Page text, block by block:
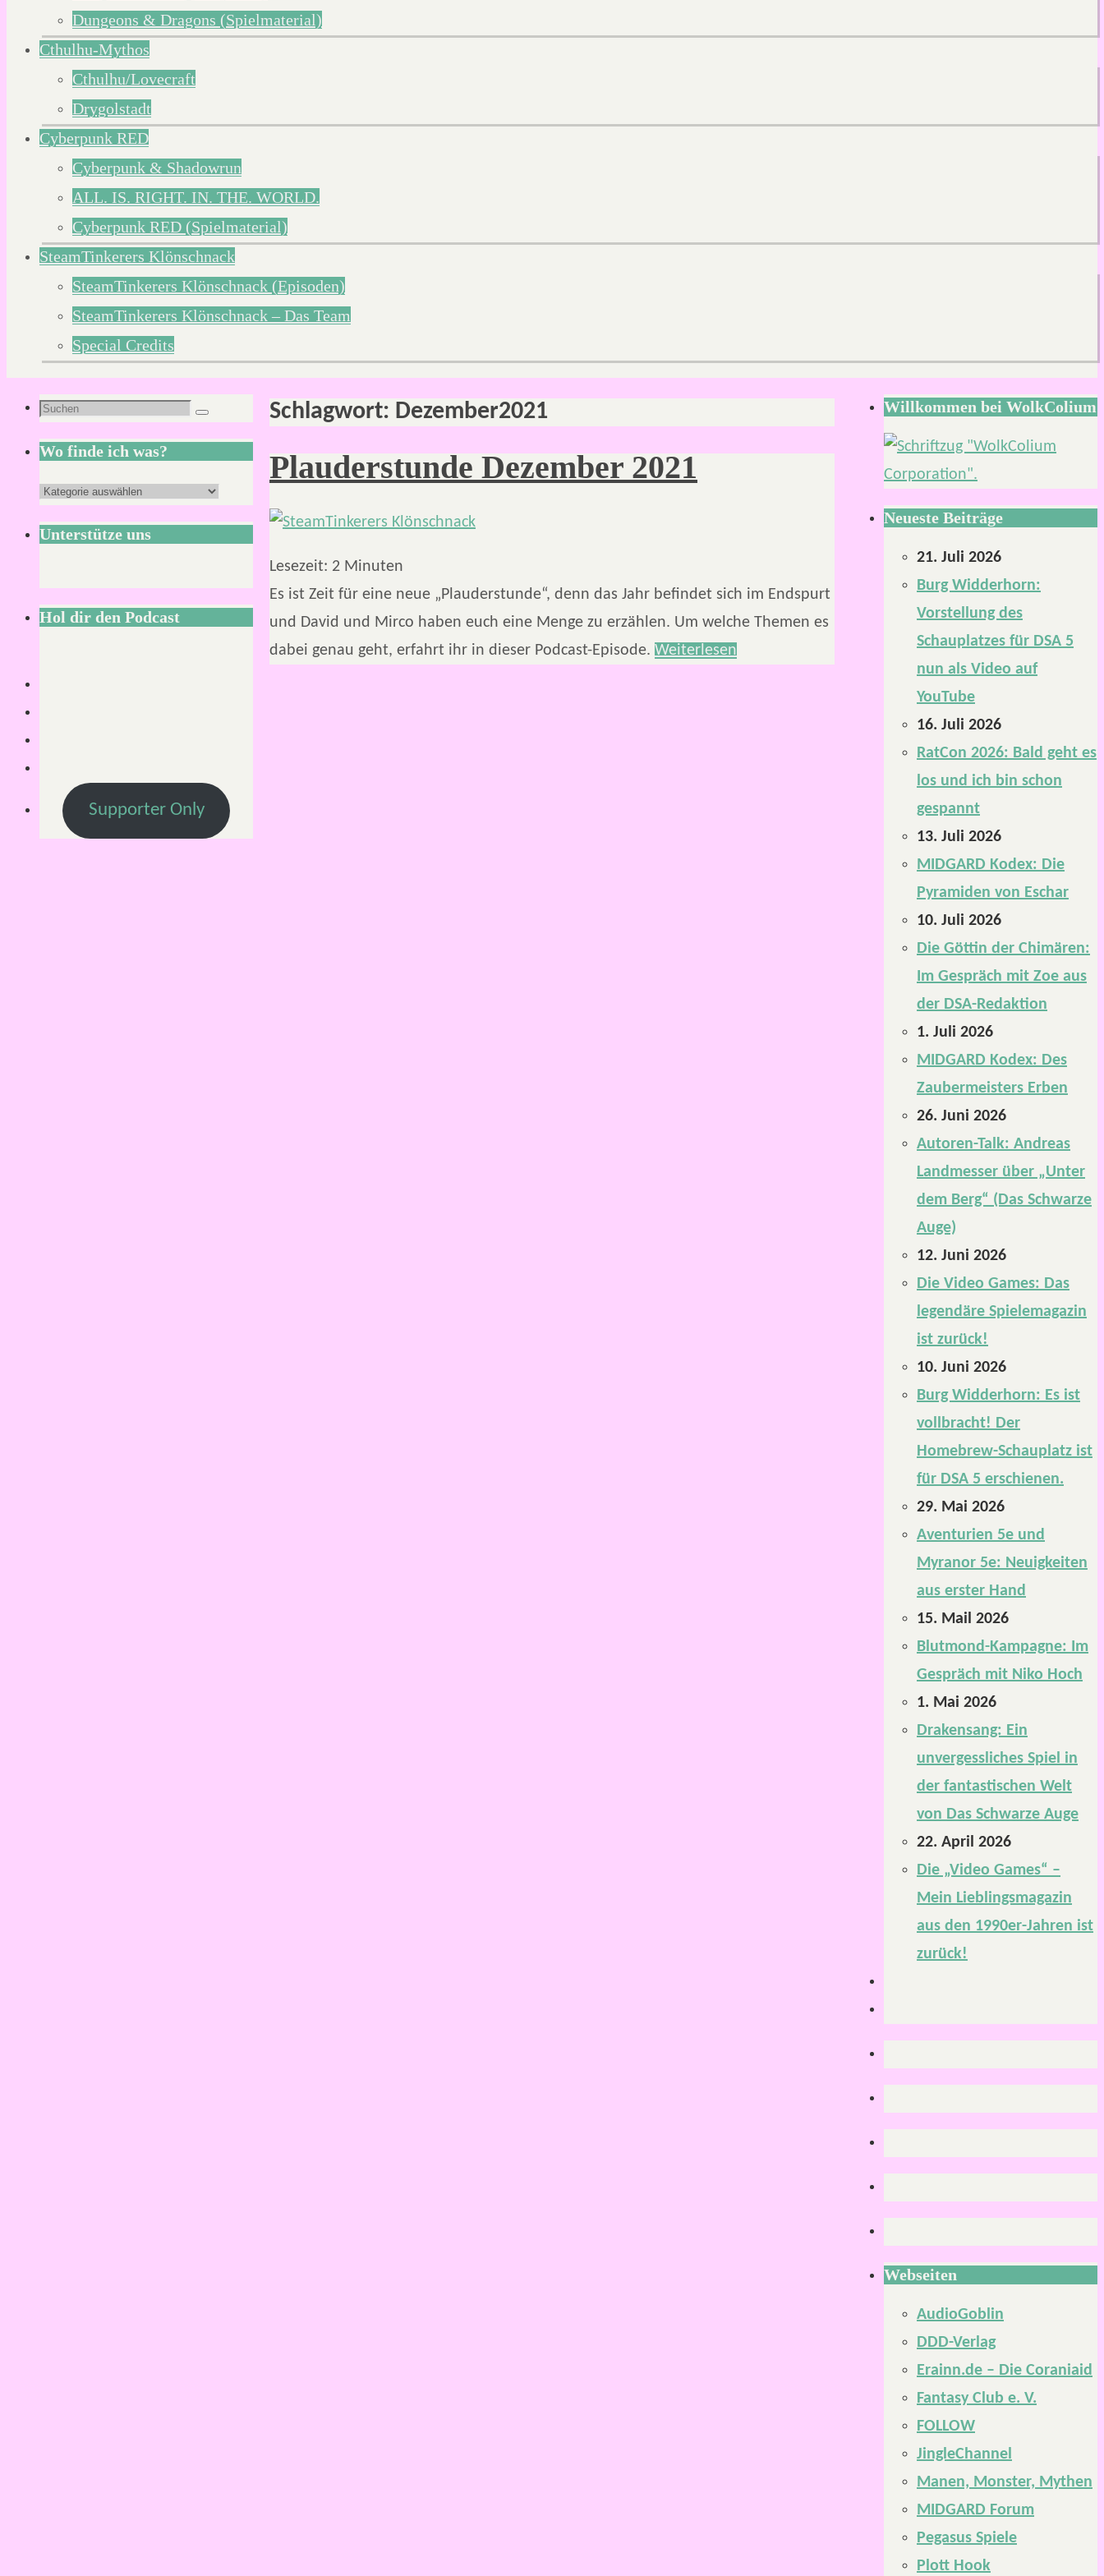
Dungeons & Dragons (Spielmaterial)
Cthulhu-Mythos
Cthulhu/Lovecraft
Drygolstadt
Cyberpunk RED
Cyberpunk & Shadowrun
ALL. IS. RIGHT. IN. THE. WORLD.
Cyberpunk RED (Spielmaterial)
SteamTinkerers Klönschnack
SteamTinkerers Klönschnack (Episoden)
SteamTinkerers Klönschnack – Das Team
Special Credits
Schlagwort: Dezember2021
Plauderstunde Dezember 2021
Lesezeit: 2 Minuten
Es ist Zeit für eine neue „Plauderstunde“, denn das Jahr befindet sich im Endspurt
und David und Mirco haben euch eine Menge zu erzählen. Um welche Themen es
dabei genau geht, erfahrt ihr in dieser Podcast-Episode. Weiterlesen
Suchen
nach:
Suchen
Wo finde ich was?
Wo
finde
ich
Unterstütze uns
Hol dir den Podcast
Supporter Only
Willkommen bei WolkColium
Neueste Beiträge
21. Juli 2026
Burg Widderhorn:
Vorstellung des
Schauplatzes für DSA 5
nun als Video auf
YouTube
16. Juli 2026
RatCon 2026: Bald geht es
los und ich bin schon
gespannt
13. Juli 2026
MIDGARD Kodex: Die
Pyramiden von Eschar
10. Juli 2026
Die Göttin der Chimären:
Im Gespräch mit Zoe aus
der DSA-Redaktion
1. Juli 2026
MIDGARD Kodex: Des
Zaubermeisters Erben
26. Juni 2026
Autoren-Talk: Andreas
Landmesser über „Unter
dem Berg“ (Das Schwarze
Auge)
12. Juni 2026
Die Video Games: Das
legendäre Spielemagazin
ist zurück!
10. Juni 2026
Burg Widderhorn: Es ist
vollbracht! Der
Homebrew-Schauplatz ist
für DSA 5 erschienen.
29. Mai 2026
Aventurien 5e und
Myranor 5e: Neuigkeiten
aus erster Hand
15. Mail 2026
Blutmond-Kampagne: Im
Gespräch mit Niko Hoch
1. Mai 2026
Drakensang: Ein
unvergessliches Spiel in
der fantastischen Welt
von Das Schwarze Auge
22. April 2026
Die „Video Games“ –
Mein Lieblingsmagazin
aus den 1990er-Jahren ist
zurück!
Webseiten
AudioGoblin
DDD-Verlag
Erainn.de – Die Coraniaid
Fantasy Club e. V.
FOLLOW
JingleChannel
Manen, Monster, Mythen
MIDGARD Forum
Pegasus Spiele
Plott Hook